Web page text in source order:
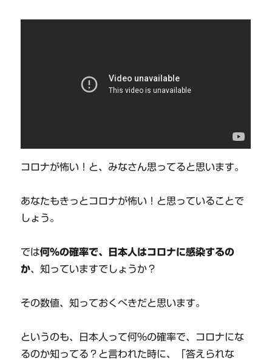
コロナが怖い！と、みなさん思ってると思います。
あなたもきっとコロナが怖い！と思っていることで
しょう。
では何％の確率で、日本人はコロナに感染するの
か、知っていますでしょうか？
その数値、知っておくべきだと思います。
というのも、日本人って何％の確率で、コロナにな
るのか知ってる？と言われた時に、「答えられな